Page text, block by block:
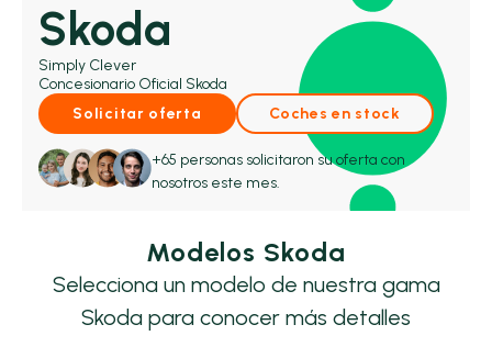
Skoda
Simply Clever
Concesionario Oficial Skoda
Solicitar oferta
Coches en stock
+65 personas solicitaron su oferta con
nosotros este mes.
Modelos Skoda
Selecciona un modelo de nuestra gama
Skoda para conocer más detalles